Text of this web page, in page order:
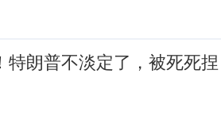
朗普不淡定了，被死死捏